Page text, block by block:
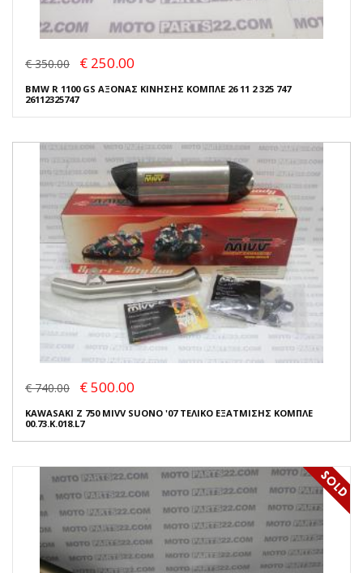
€ 350.00 € 250.00
BMW R 1100 GS ΑΞΟΝΑΣ ΚΙΝΗΣΗΣ ΚΟΜΠΛΕ 26 11 2 325 747
26112325747
€ 740.00 € 500.00
KAWASAKI Z 750 MIVV SUONO '07 ΤΕΛΙΚΟ ΕΞΑΤΜΙΣΗΣ ΚΟΜΠΛΕ
00.73.K.018.L7